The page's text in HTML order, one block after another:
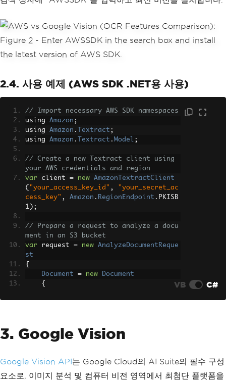
2.4. 사용 예제 (AWS SDK .NET용 사용)
// Import necessary AWS SDK namespaces
using Amazon ;
using Amazon . Textract ;
using Amazon . Textract . Model ;
// Create a new Textract client using
your AWS credentials and region
var client = new
AmazonTextractClient
( "your_access_key_id" ,
"your_secret_ac
cess_key" , Amazon . RegionEndpoint . PKISB
1 );
// Prepare a request to analyze a docu
ment in an S3 bucket
var request = new
AnalyzeDocumentReque
st
{
Document
= new
Document
{
Name
=
"your-document-key"
}
FeatureTypes
= new List<string>
{
};
VB C#
3. Google Vision
Google Vision API는 Google Cloud의 AI Suite의 필수 구성
요소로, 이미지 분석 및 컴퓨터 비전 영역에서 최첨단 플랫폼을